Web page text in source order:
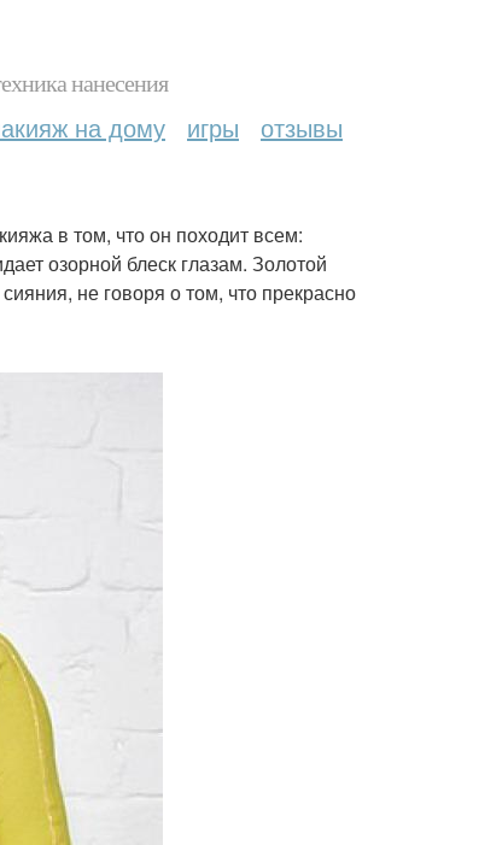
нанесения
на дому игры отзывы
в том, что он походит всем:
озорной блеск глазам. Золотой
не говоря о том, что прекрасно